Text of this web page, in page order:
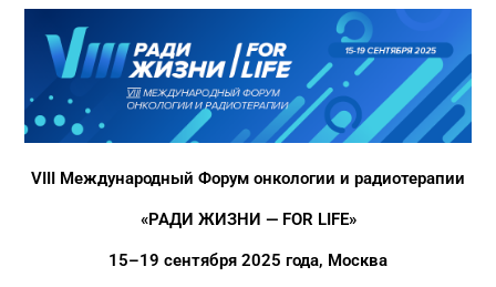
VIII Международный Форум онкологии и радиотерапии
«РАДИ ЖИЗНИ — FOR LIFE»
15–19 сентября 2025 года, Москва